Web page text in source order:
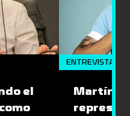
el
ENTREVISTA
Martín